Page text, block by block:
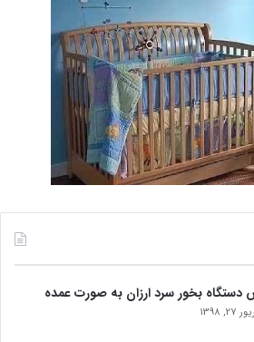
دستگاه بخور سرد ارزان به صورت عمده
1398